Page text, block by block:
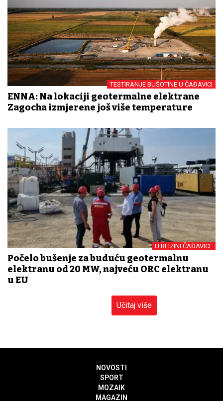
TESTIRANJE BUŠOTINE U ČAĐAVICI
ENNA: Na lokaciji geotermalne elektrane
Zagocha izmjerene još više temperature
U BLIZINI ČAĐAVICE
Počelo bušenje za buduću geotermalnu
elektranu od 20 MW, najveću ORC elektranu
u EU
Učitaj više
NOVOSTI
SPORT
MOZAIK
MAGAZIN